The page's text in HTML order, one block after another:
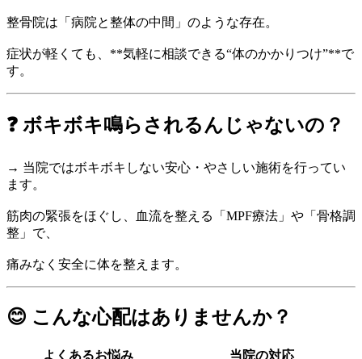
整骨院は「病院と整体の中間」のような存在。
症状が軽くても、**気軽に相談できる“体のかかりつけ”**で
す。
❓ ボキボキ鳴らされるんじゃないの？
→ 当院ではボキボキしない安心・やさしい施術を行ってい
ます。
筋肉の緊張をほぐし、血流を整える「MPF療法」や「骨格調
整」で、
痛みなく安全に体を整えます。
😊 こんな心配はありませんか？
よくあるお悩み 当院の対応